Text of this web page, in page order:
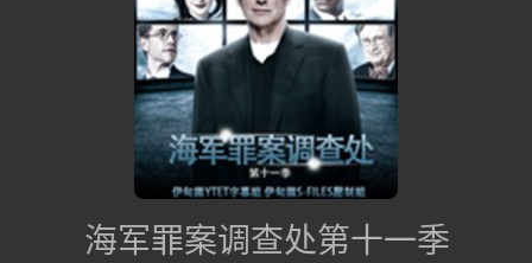
海军罪案调查处第十一季